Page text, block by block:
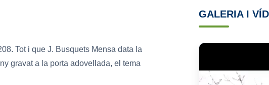
Tot i que J. Busquets Mensa data la
gravat a la porta adovellada, el tema
GALERIA I